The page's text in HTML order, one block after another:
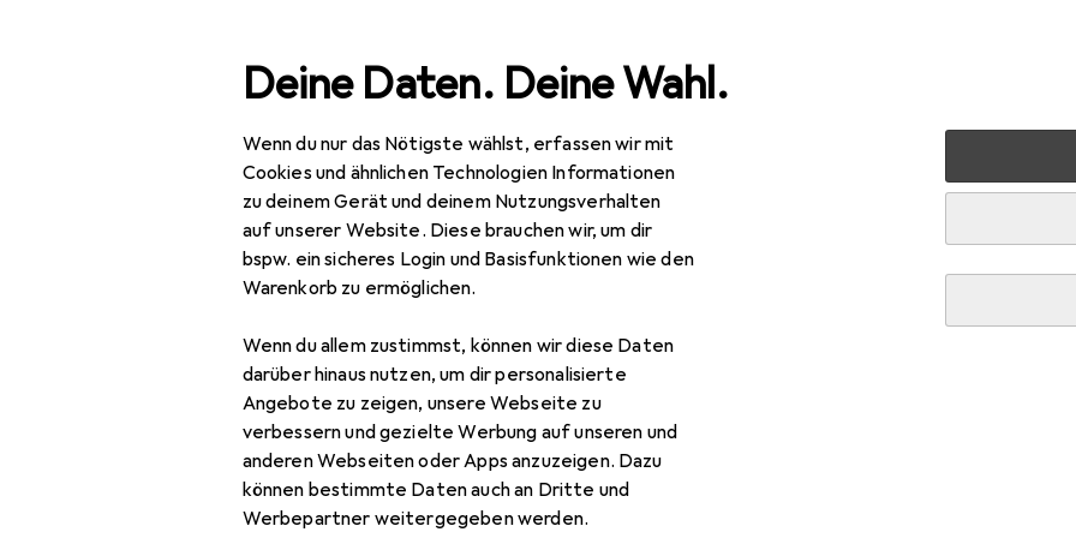
Deine Daten. Deine Wahl.
Wenn du nur das Nötigste wählst, erfassen wir mit
Cookies und ähnlichen Technologien Informationen
zu deinem Gerät und deinem Nutzungsverhalten
auf unserer Website. Diese brauchen wir, um dir
bspw. ein sicheres Login und Basisfunktionen wie den
Warenkorb zu ermöglichen.
Wenn du allem zustimmst, können wir diese Daten
darüber hinaus nutzen, um dir personalisierte
Angebote zu zeigen, unsere Webseite zu
verbessern und gezielte Werbung auf unseren und
anderen Webseiten oder Apps anzuzeigen. Dazu
können bestimmte Daten auch an Dritte und
Werbepartner weitergegeben werden.
Navigation nach Kategorien Gesamtsortiment IT + Multimedia Peripherie